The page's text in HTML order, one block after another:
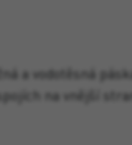
a vodotěsná
na vnější